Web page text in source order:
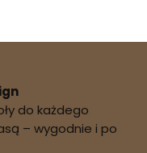
do każdego
– wygodnie i po